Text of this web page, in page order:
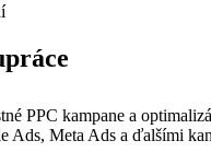
PPC kampane a
Ads, Meta Ads a ďalšími